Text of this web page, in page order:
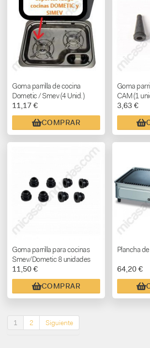
Goma parrilla de cocina
Dometic / Smev (4 Unid.)
11,17 €
COMPRAR
Goma
CAM (1
3,63 €
Goma parrilla para cocinas
Smev/Dometic 8 unidades
11,50 €
COMPRAR
Plancha
64,20 €
1 2 Siguiente